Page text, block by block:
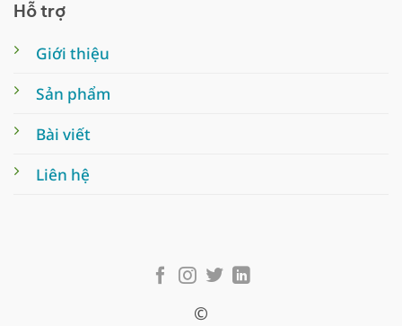
Hỗ trợ
Giới thiệu
Sản phẩm
Bài viết
Liên hệ
©